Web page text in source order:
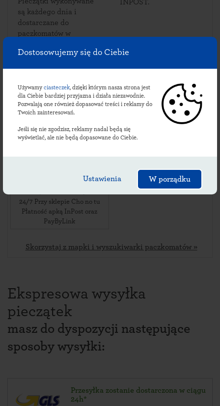
Dostosowujemy się do Ciebie
Używamy ciasteczek, dzięki którym nasza strona jest
dla Ciebie bardziej przyjazna i działa niezawodnie.
Pozwalają one również dopasować treści i reklamy do
Twoich zainteresowań.
Jeśli się nie zgodzisz, reklamy nadal będą się
wyświetlać, ale nie będą dopasowane do Ciebie.
Ustawienia W porządku
są każdego dnia i
dostarczane do
paczkomatów w
INPOST.
Sprawdź lokalizacje
karczewskich
paczkomatów:
24/7 Przy sklepie Cho no tu
Płatność apką InPost oraz
PayByLink
Skorzystaj z mapki i wyszukiwarki paczkomatów »
Ekspresowa wysyłka
pieczątek
masz do dyspozycji następujące
sposoby wysyłki:
Przesyłka zostanie dostarczona w ciągu
24h*